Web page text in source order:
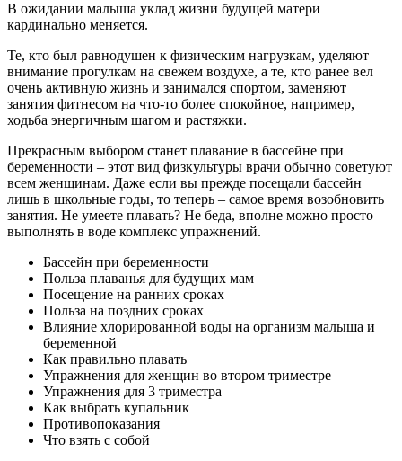
В ожидании малыша уклад жизни будущей матери
кардинально меняется.
Те, кто был равнодушен к физическим нагрузкам, уделяют
внимание прогулкам на свежем воздухе, а те, кто ранее вел
очень активную жизнь и занимался спортом, заменяют
занятия фитнесом на что-то более спокойное, например,
ходьба энергичным шагом и растяжки.
Прекрасным выбором станет плавание в бассейне при
беременности – этот вид физкультуры врачи обычно советуют
всем женщинам. Даже если вы прежде посещали бассейн
лишь в школьные годы, то теперь – самое время возобновить
занятия. Не умеете плавать? Не беда, вполне можно просто
выполнять в воде комплекс упражнений.
Бассейн при беременности
Польза плаванья для будущих мам
Посещение на ранних сроках
Польза на поздних сроках
Влияние хлорированной воды на организм малыша и
беременной
Как правильно плавать
Упражнения для женщин во втором триместре
Упражнения для 3 триместра
Как выбрать купальник
Противопоказания
Что взять с собой